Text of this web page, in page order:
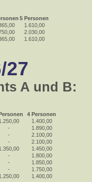
5 Personen
1.610,00
2.030,00
1.610,00
27
A und B:
4 Personen
1.400,00
-
1.890,00
-
2.100,00
-
2.100,00
1.450,00
-
1.800,00
-
1.850,00
-
1.750,00
1.400,00